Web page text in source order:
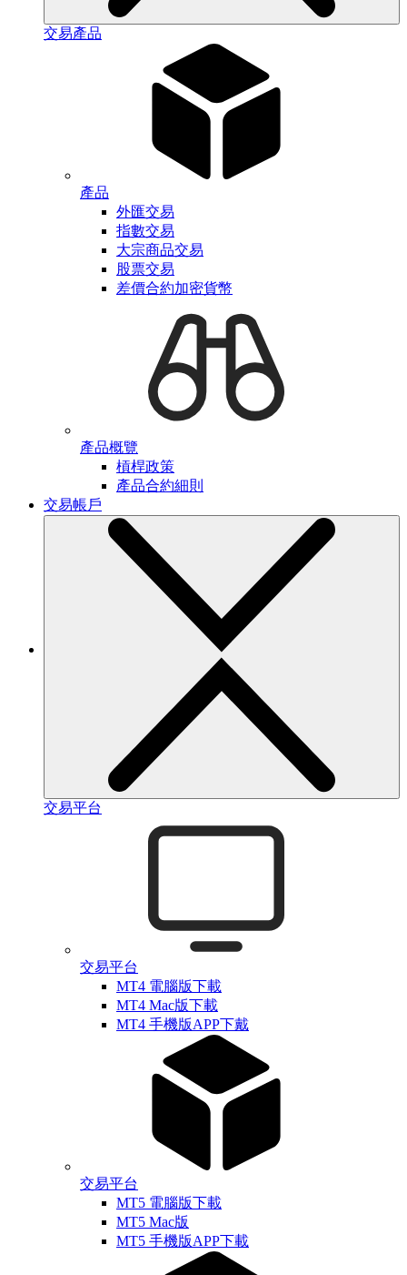
交易產品
產品
外匯交易
指數交易
大宗商品交易
股票交易
差價合約加密貨幣
產品概覽
槓桿政策
產品合約細則
交易帳戶
交易平台
交易平台
MT4 電腦版下載
MT4 Mac版下載
MT4 手機版APP下戴
交易平台
MT5 電腦版下載
MT5 Mac版
MT5 手機版APP下載